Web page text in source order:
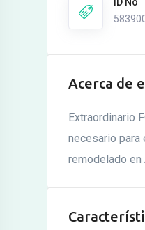
Acerca de
Extraordinario
necesario para
remodelado en